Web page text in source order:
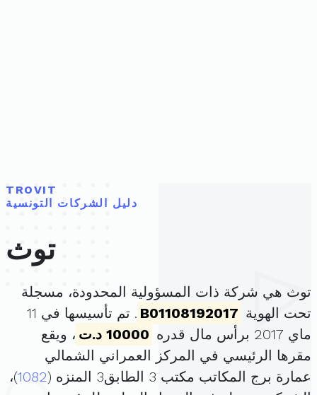
TROVIT
دليل الشركات التونسية
توث
توث هي شركة ذات المسؤولية المحدودة، مسجلة
تحت الهوية B01108192017
. تم تأسيسها في 11
ماي 2017 برأس مال قدره
10000 د.ت
، ويقع
مقرها الرئيسي في المركز العمراني الشمالي
عمارة برج المكاتب مكتب 3 الطابق3 المنزه (
1082)،